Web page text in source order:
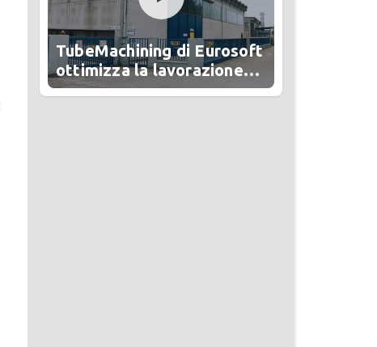
TubeMachining di Eurosoft
ottimizza la lavorazione
del tubo in Alesa